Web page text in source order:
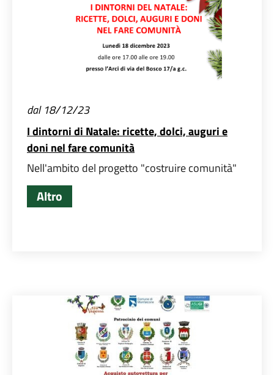
dal 18/12/23
I dintorni di Natale: ricette, dolci, auguri e
doni nel fare comunità
Nell'ambito del progetto "costruire comunità"
Altro